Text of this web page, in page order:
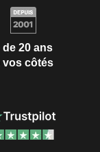
de 20 ans
vos côtés